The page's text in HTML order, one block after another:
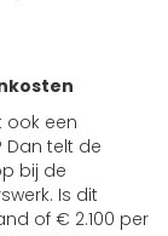
ook een
telt de
bij de
Is dit
of € 2.100 per